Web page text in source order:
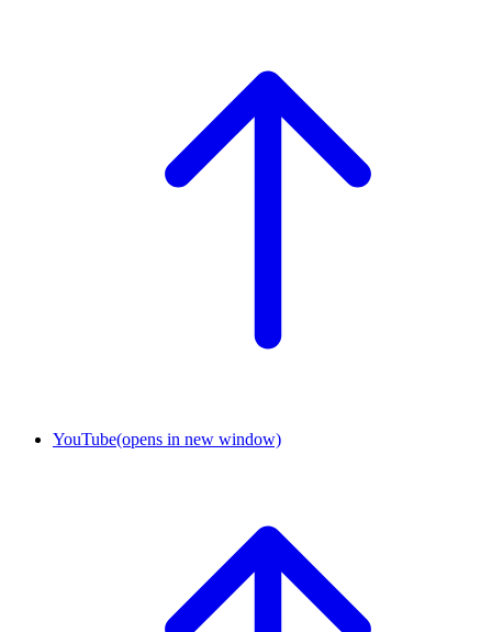
YouTube(opens in new window)